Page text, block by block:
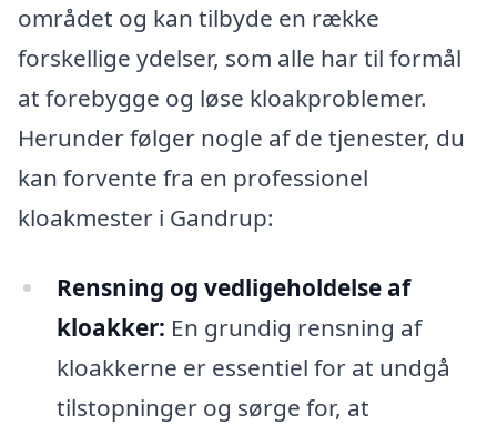
området og kan tilbyde en række
forskellige ydelser, som alle har til formål
at forebygge og løse kloakproblemer.
Herunder følger nogle af de tjenester, du
kan forvente fra en professionel
kloakmester i Gandrup:
Rensning og vedligeholdelse af
kloakker: En grundig rensning af
kloakkerne er essentiel for at undgå
tilstopninger og sørge for, at